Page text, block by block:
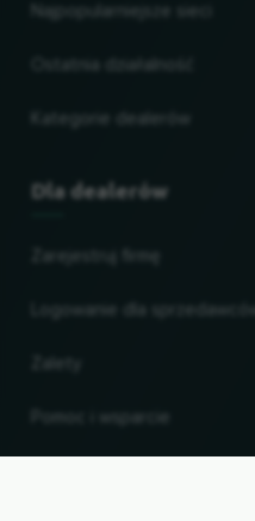
Najpopularniejsze sieci
Dla dealerów
Zarejestruj firmę
Logowanie dla sprzedawców